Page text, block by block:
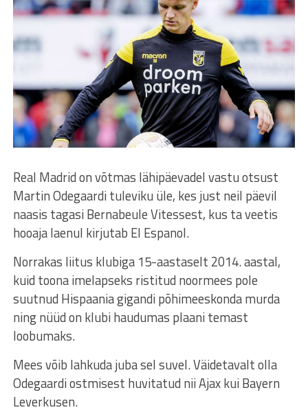
Real Madrid on võtmas lähipäevadel vastu otsust
Martin Odegaardi tuleviku üle, kes just neil päevil
naasis tagasi Bernabeule Vitessest, kus ta veetis
hooaja laenul kirjutab El Espanol.
Norrakas liitus klubiga 15-aastaselt 2014. aastal,
kuid toona imelapseks ristitud noormees pole
suutnud Hispaania gigandi põhimeeskonda murda
ning nüüd on klubi haudumas plaani temast
loobumaks.
Mees võib lahkuda juba sel suvel. Väidetavalt olla
Odegaardi ostmisest huvitatud nii Ajax kui Bayern
Leverkusen.